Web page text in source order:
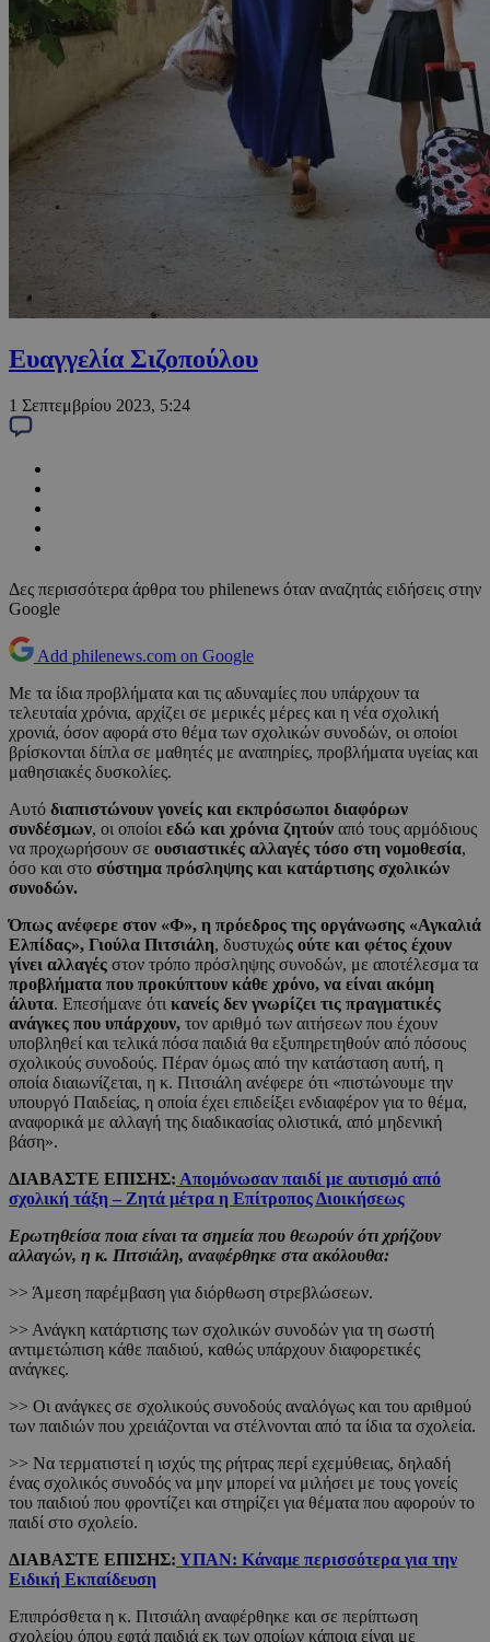
Ευαγγελία Σιζοπούλου
1 Σεπτεμβρίου 2023, 5:24
Δες περισσότερα άρθρα του philenews όταν αναζητάς ειδήσεις στην
Google
Add philenews.com on Google
Με τα ίδια προβλήματα και τις αδυναμίες που υπάρχουν τα
τελευταία χρόνια, αρχίζει σε μερικές μέρες και η νέα σχολική
χρονιά, όσον αφορά στο θέμα των σχολικών συνοδών, οι οποίοι
βρίσκονται δίπλα σε μαθητές με αναπηρίες, προβλήματα υγείας και
μαθησιακές δυσκολίες.
Αυτό διαπιστώνουν γονείς και εκπρόσωποι διαφόρων
συνδέσμων, οι οποίοι εδώ και χρόνια ζητούν από τους αρμόδιους
να προχωρήσουν σε ουσιαστικές αλλαγές τόσο στη νομοθεσία,
όσο και στο σύστημα πρόσληψης και κατάρτισης σχολικών
συνοδών.
Όπως ανέφερε στον «Φ», η πρόεδρος της οργάνωσης «Αγκαλιά
Ελπίδας», Γιούλα Πιτσιάλη, δυστυχώς ούτε και φέτος έχουν
γίνει αλλαγές στον τρόπο πρόσληψης συνοδών, με αποτέλεσμα τα
προβλήματα που προκύπτουν κάθε χρόνο, να είναι ακόμη
άλυτα. Επεσήμανε ότι κανείς δεν γνωρίζει τις πραγματικές
ανάγκες που υπάρχουν, τον αριθμό των αιτήσεων που έχουν
υποβληθεί και τελικά πόσα παιδιά θα εξυπηρετηθούν από πόσους
σχολικούς συνοδούς. Πέραν όμως από την κατάσταση αυτή, η
οποία διαιωνίζεται, η κ. Πιτσιάλη ανέφερε ότι «πιστώνουμε την
υπουργό Παιδείας, η οποία έχει επιδείξει ενδιαφέρον για το θέμα,
αναφορικά με αλλαγή της διαδικασίας ολιστικά, από μηδενική
βάση».
ΔΙΑΒΑΣΤΕ ΕΠΙΣΗΣ: Απομόνωσαν παιδί με αυτισμό από
σχολική τάξη – Ζητά μέτρα η Επίτροπος Διοικήσεως
Ερωτηθείσα ποια είναι τα σημεία που θεωρούν ότι χρήζουν
αλλαγών, η κ. Πιτσιάλη, αναφέρθηκε στα ακόλουθα:
>> Άμεση παρέμβαση για διόρθωση στρεβλώσεων.
>> Ανάγκη κατάρτισης των σχολικών συνοδών για τη σωστή
αντιμετώπιση κάθε παιδιού, καθώς υπάρχουν διαφορετικές
ανάγκες.
>> Οι ανάγκες σε σχολικούς συνοδούς αναλόγως και του αριθμού
των παιδιών που χρειάζονται να στέλνονται από τα ίδια τα σχολεία.
>> Να τερματιστεί η ισχύς της ρήτρας περί εχεμύθειας, δηλαδή
ένας σχολικός συνοδός να μην μπορεί να μιλήσει με τους γονείς
του παιδιού που φροντίζει και στηρίζει για θέματα που αφορούν το
παιδί στο σχολείο.
ΔΙΑΒΑΣΤΕ ΕΠΙΣΗΣ: ΥΠΑΝ: Κάναμε περισσότερα για την
Ειδική Εκπαίδευση
Επιπρόσθετα η κ. Πιτσιάλη αναφέρθηκε και σε περίπτωση
σχολείου όπου εφτά παιδιά εκ των οποίων κάποια είναι με